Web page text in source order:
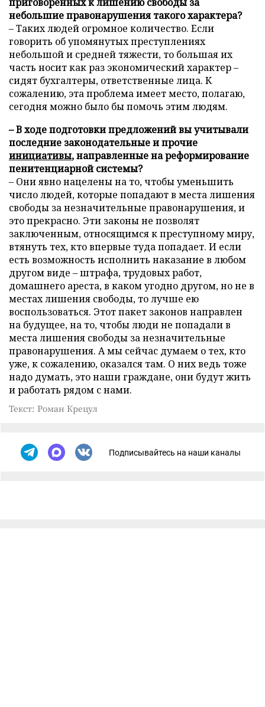
небольшие правонарушения такого характера?
– Таких людей огромное количество. Если
говорить об упомянутых преступлениях
небольшой и средней тяжести, то большая их
часть носит как раз экономический характер –
сидят бухгалтеры, ответственные лица. К
сожалению, эта проблема имеет место, полагаю,
сегодня можно было бы помочь этим людям.
– В ходе подготовки предложений вы учитывали
последние законодательные и прочие
инициативы, направленные на реформирование
пенитенциарной системы?
– Они явно нацелены на то, чтобы уменьшить
число людей, которые попадают в места лишения
свободы за незначительные правонарушения, и
это прекрасно. Эти законы не позволят
заключенным, относящимся к преступному миру,
втянуть тех, кто впервые туда попадает. И если
есть возможность исполнить наказание в любом
другом виде – штрафа, трудовых работ,
домашнего ареста, в каком угодно другом, но не в
местах лишения свободы, то лучше ею
воспользоваться. Этот пакет законов направлен
на будущее, на то, чтобы люди не попадали в
места лишения свободы за незначительные
правонарушения. А мы сейчас думаем о тех, кто
уже, к сожалению, оказался там. О них ведь тоже
надо думать, это наши граждане, они будут жить
и работать рядом с нами.
Текст: Роман Крецул
Подписывайтесь на наши каналы